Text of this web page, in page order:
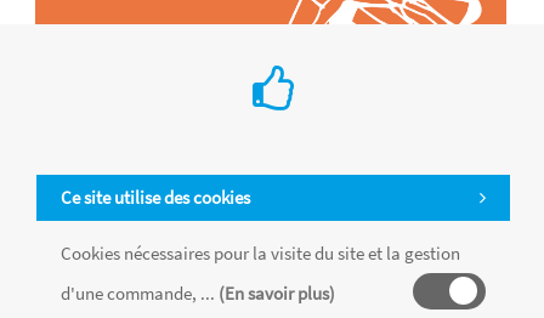
Ce site utilise des cookies
Cookies nécessaires pour la visite du site et la gestion
d'une commande, ... (En savoir plus)